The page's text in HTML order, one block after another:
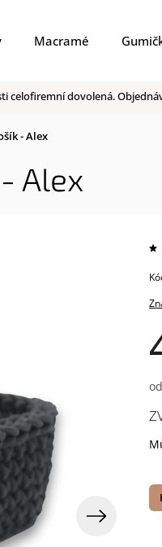
Macramé
celofiremní dovolená.
- Alex
Alex